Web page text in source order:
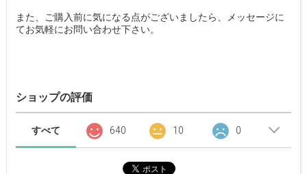
また、ご購入前に気になる点がございましたら、メッセージに
てお気軽にお問い合わせ下さい。
ショップの評価
すべて 640 10 0